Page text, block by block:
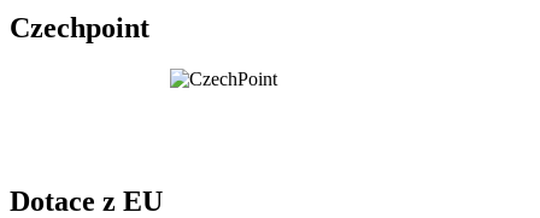
Czechpoint
Dotace z EU